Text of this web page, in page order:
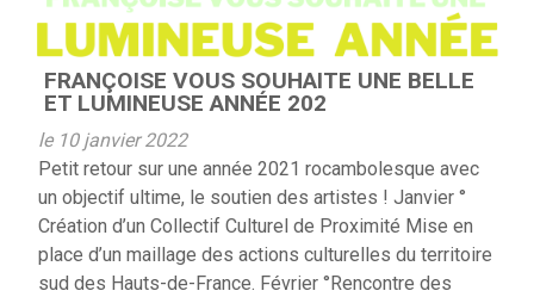
FRANÇOISE VOUS SOUHAITE UNE BELLE
ET LUMINEUSE ANNÉE 202
le 10 janvier 2022
Petit retour sur une année 2021 rocambolesque avec
un objectif ultime, le soutien des artistes ! Janvier °
Création d’un Collectif Culturel de Proximité Mise en
place d’un maillage des actions culturelles du territoire
sud des Hauts-de-France. Février °Rencontre des